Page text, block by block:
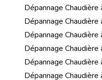
Dépannage Chaudière
Dépannage Chaudière
Dépannage
Dépannage Chaudière
Dépannage Chaudière
Dépannage Chaudière